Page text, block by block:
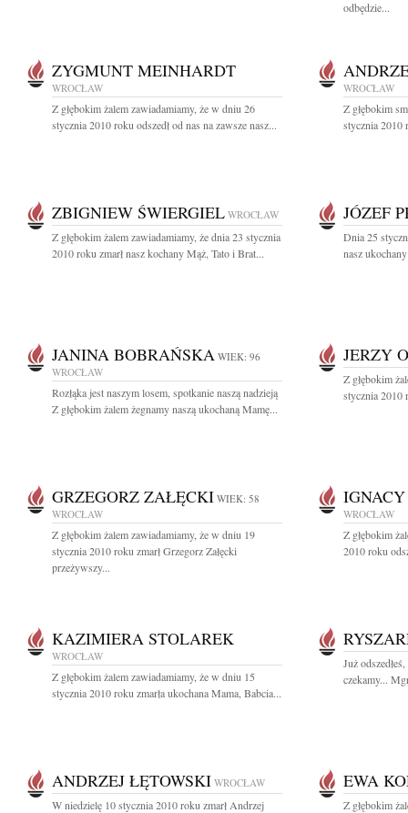
odbędzie...
ZYGMUNT MEINHARDT
WROCŁAW
Z głębokim żalem zawiadamiamy, że w dniu 26
stycznia 2010 roku odszedł od nas na zawsze nasz...
WROCŁAW
Z głębokim
stycznia 2010
ZBIGNIEW ŚWIERGIEL WROCŁAW
Z głębokim żalem zawiadamiamy, że dnia 23 stycznia
2010 roku zmarł nasz kochany Mąż, Tato i Brat...
JÓZEF
Dnia 25
nasz
JANINA BOBRAŃSKA WIEK: 96
WROCŁAW
Rozłąka jest naszym losem, spotkanie naszą nadzieją
Z głębokim żalem żegnamy naszą ukochaną Mamę...
JERZY
Z głębokim
stycznia 2010
GRZEGORZ ZAŁĘCKI WIEK: 58
WROCŁAW
Z głębokim żalem zawiadamiamy, że w dniu 19
stycznia 2010 roku zmarł Grzegorz Załęcki
przeżywszy...
WROCŁAW
Z głębokim
2010 roku
KAZIMIERA STOLAREK
WROCŁAW
Z głębokim żalem zawiadamiamy, że w dniu 15
stycznia 2010 roku zmarła ukochana Mama, Babcia...
Już
czekamy...
ANDRZEJ ŁĘTOWSKI WROCŁAW
W niedzielę 10 stycznia 2010 roku zmarł Andrzej
EWA
Z głębokim